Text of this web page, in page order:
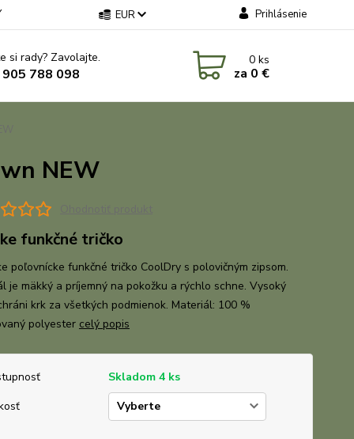
EUR Prihlásenie
si rady? Zavolajte.
788 098
0ks
za 0 €
NEW
funkčné tričko
poľovnícke funkčné tričko CoolDry s polovičným zipsom.
je mäkký a príjemný na pokožku a rýchlo schne. Vysoký
krk za všetkých podmienok. Materiál: 100 %
polyester celý popis
Skladom 4 ks